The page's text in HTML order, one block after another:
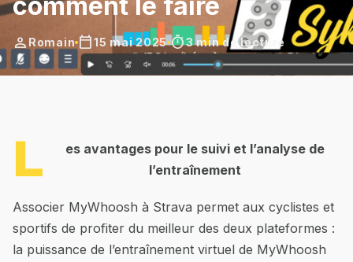
person Romain calendar_today15 mai 2025 timer3 min de lecture
L
es avantages pour le suivi et l’analyse de
l’entraînement
Associer MyWhoosh à Strava permet aux cyclistes et
sportifs de profiter du meilleur des deux plateformes :
la puissance de l’entraînement virtuel de MyWhoosh